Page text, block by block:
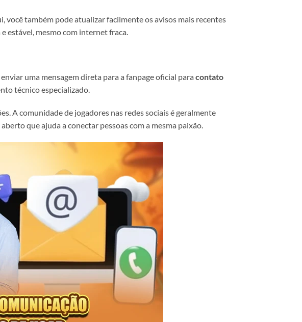
também pode atualizar facilmente os avisos mais recentes
estável, mesmo com internet fraca.
uma mensagem direta para a fanpage oficial para contato
técnico especializado.
A comunidade de jogadores nas redes sociais é geralmente
que ajuda a conectar pessoas com a mesma paixão.